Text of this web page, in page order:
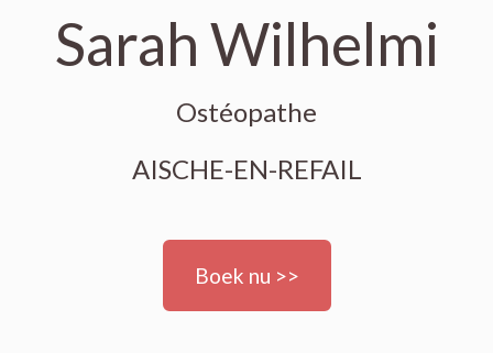
Sarah Wilhelmi
Ostéopathe
AISCHE-EN-REFAIL
Boek nu >>